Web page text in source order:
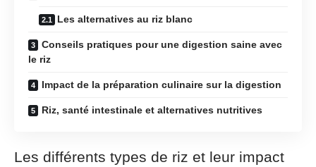
Les alternatives au riz blanc
Conseils pratiques pour une digestion saine avec
le riz
Impact de la préparation culinaire sur la digestion
Riz, santé intestinale et alternatives nutritives
Les différents types de riz et leur impact